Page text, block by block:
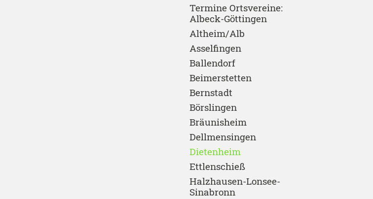
Termine Ortsvereine:
Albeck-Göttingen
Altheim/Alb
Asselfingen
Ballendorf
Beimerstetten
Bernstadt
Börslingen
Bräunisheim
Dellmensingen
Dietenheim
Ettlenschieß
Halzhausen-Lonsee-
Sinabronn